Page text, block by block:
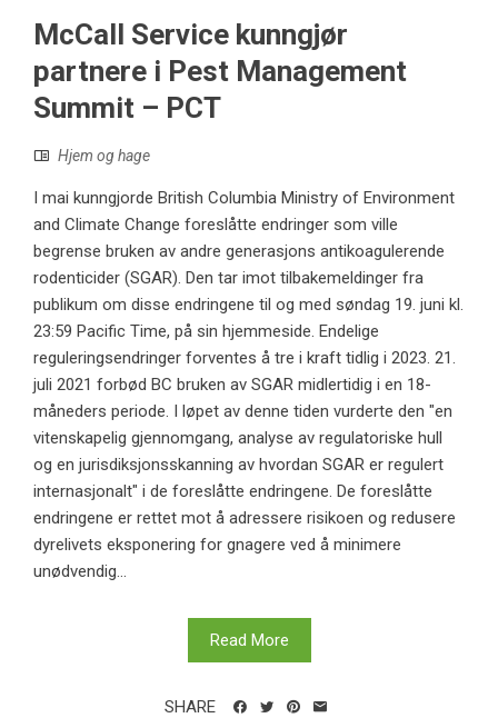
McCall Service kunngjør
partnere i Pest Management
Summit – PCT
Hjem og hage
I mai kunngjorde British Columbia Ministry of Environment
and Climate Change foreslåtte endringer som ville
begrense bruken av andre generasjons antikoagulerende
rodenticider (SGAR). Den tar imot tilbakemeldinger fra
publikum om disse endringene til og med søndag 19. juni kl.
23:59 Pacific Time, på sin hjemmeside. Endelige
reguleringsendringer forventes å tre i kraft tidlig i 2023. 21.
juli 2021 forbød BC bruken av SGAR midlertidig i en 18-
måneders periode. I løpet av denne tiden vurderte den "en
vitenskapelig gjennomgang, analyse av regulatoriske hull
og en jurisdiksjonsskanning av hvordan SGAR er regulert
internasjonalt" i de foreslåtte endringene. De foreslåtte
endringene er rettet mot å adressere risikoen og redusere
dyrelivets eksponering for gnagere ved å minimere
unødvendig...
Read More
SHARE